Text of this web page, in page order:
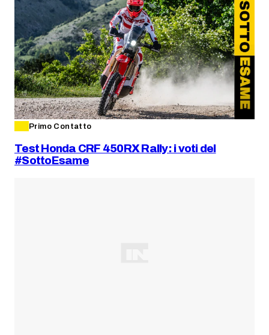
Primo Contatto
Test Honda CRF 450RX Rally: i voti del
#SottoEsame